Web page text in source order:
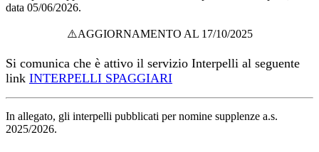
data 05/06/2026.
⚠️AGGIORNAMENTO AL 17/10/2025
Si comunica che è attivo il servizio Interpelli al seguente
link INTERPELLI SPAGGIARI
In allegato, gli interpelli pubblicati per nomine supplenze a.s.
2025/2026.